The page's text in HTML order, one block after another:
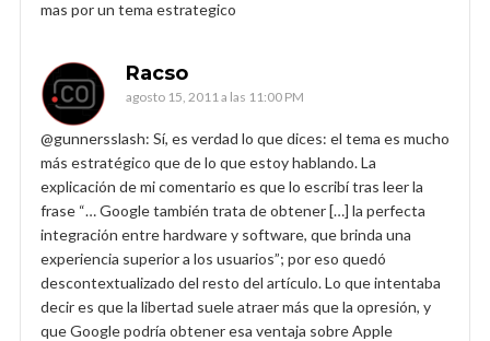
mas por un tema estrategico
Racso
agosto 15, 2011 a las 11:00 PM
@gunnersslash: Sí, es verdad lo que dices: el tema es mucho
más estratégico que de lo que estoy hablando. La
explicación de mi comentario es que lo escribí tras leer la
frase “… Google también trata de obtener […] la perfecta
integración entre hardware y software, que brinda una
experiencia superior a los usuarios”; por eso quedó
descontextualizado del resto del artículo. Lo que intentaba
decir es que la libertad suele atraer más que la opresión, y
que Google podría obtener esa ventaja sobre Apple